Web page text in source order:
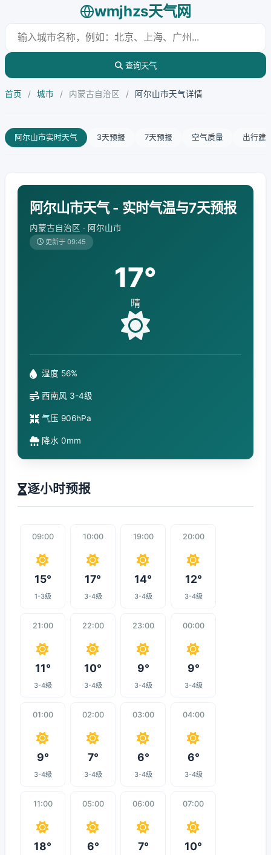
wmjhzs天气网
查询天气
首页 / 城市 / 内蒙古自治区 / 阿尔山市天气详情
阿尔山市实时天气 3天预报 7天预报 空气质量 出行建
阿尔山市天气 - 实时气温与7天预报
内蒙古自治区 · 阿尔山市
更新于 09:45
17°
晴
湿度 56%
西南风 3-4级
气压 906hPa
降水 0mm
逐小时预报
09:00
15°
1-3级
10:00
17°
3-4级
19:00
14°
3-4级
20:00
12°
3-4级
21:00
11°
3-4级
22:00
10°
3-4级
23:00
9°
3-4级
00:00
9°
3-4级
01:00
9°
3-4级
02:00
7°
3-4级
03:00
6°
3-4级
04:00
6°
3-4级
11:00
18°
05:00
6°
06:00
7°
07:00
10°